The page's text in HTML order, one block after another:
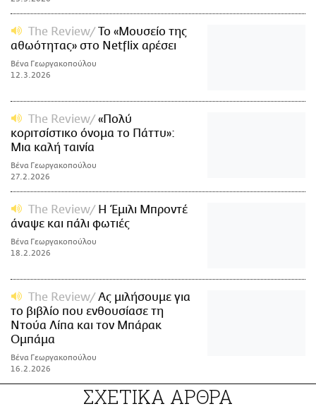
The Review
Το «Μουσείο της
αθωότητας» στο Netflix αρέσει
Βένα Γεωργακοπούλου
12.3.2026
The Review
«Πολύ
κοριτσίστικο όνομα το Πάττυ»:
Μια καλή ταινία
Βένα Γεωργακοπούλου
27.2.2026
The Review
Η Έμιλι Μπροντέ
άναψε και πάλι φωτιές
Βένα Γεωργακοπούλου
18.2.2026
The Review
Ας μιλήσουμε για
το βιβλίο που ενθουσίασε τη
Ντούα Λίπα και τον Μπάρακ
Ομπάμα
Βένα Γεωργακοπούλου
16.2.2026
ΣΧΕΤΙΚΑ ΑΡΘΡΑ